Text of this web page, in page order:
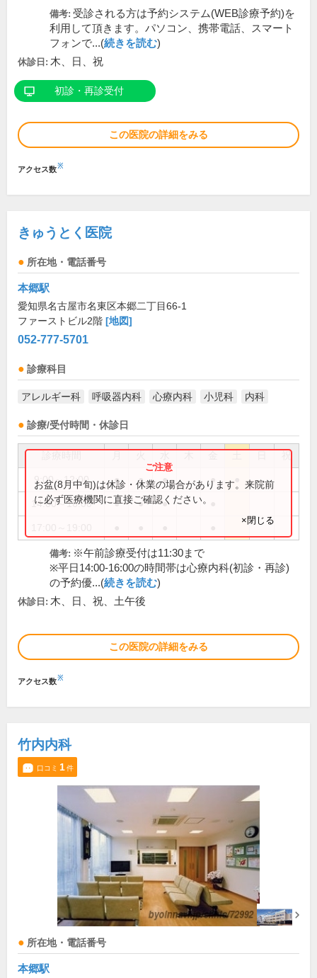
備考: 受診される方は予約システム(WEB診療予約)を
利用して頂きます。パソコン、携帯電話、スマート
フォンで...(続きを読む)
休診日: 木、日、祝
初診・再診受付
この医院の詳細をみる
アクセス数※
きゅうとく医院
所在地・電話番号
本郷駅
愛知県名古屋市名東区本郷二丁目66-1
ファーストビル2階 [地図]
052-777-5701
診療科目
アレルギー科 呼吸器内科 心療内科 小児科 内科
診療/受付時間・休診日
祝
9:00～12:00 ● ● ● ●
14:00～16:00 ● ● ●
お盆(8月中旬)は休診・休業の場合があります。来院前
に必ず医療機関に直接ご確認ください。
×閉じる
備考: ※午前診療受付は11:30まで
※平日14:00-16:00の時間帯は心療内科(初診・再診)
の予約優...(続きを読む)
休診日: 木、日、祝、土午後
この医院の詳細をみる
アクセス数※
竹内内科
口コミ 1件
所在地・電話番号
本郷駅